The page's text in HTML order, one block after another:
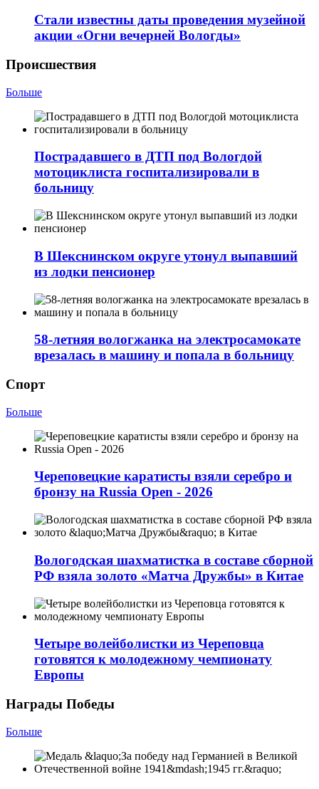
Стали известны даты проведения музейной
акции «Огни вечерней Вологды»
Происшествия
Больше
Пострадавшего в ДТП под Вологдой
мотоциклиста госпитализировали в
больницу
В Шекснинском округе утонул выпавший
из лодки пенсионер
58-летняя вологжанка на электросамокате
врезалась в машину и попала в больницу
Спорт
Больше
Череповецкие каратисты взяли серебро и
бронзу на Russia Open - 2026
Вологодская шахматистка в составе сборной
РФ взяла золото «Матча Дружбы» в Китае
Четыре волейболистки из Череповца
готовятся к молодежному чемпионату
Европы
Награды Победы
Больше